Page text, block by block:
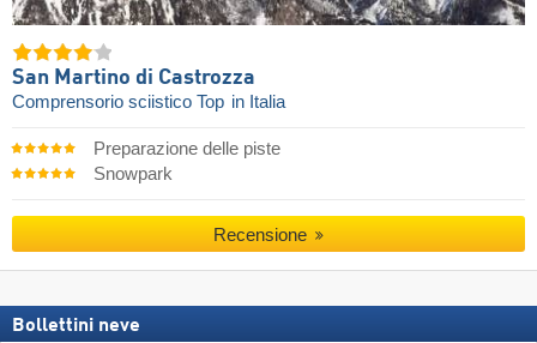
San Martino di Castrozza
Comprensorio sciistico Top in Italia
Preparazione delle piste
Snowpark
Recensione
Bollettini neve